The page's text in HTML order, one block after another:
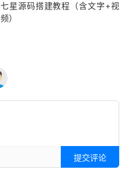
七星源码搭建教程（含文字+视
频）
提交评论